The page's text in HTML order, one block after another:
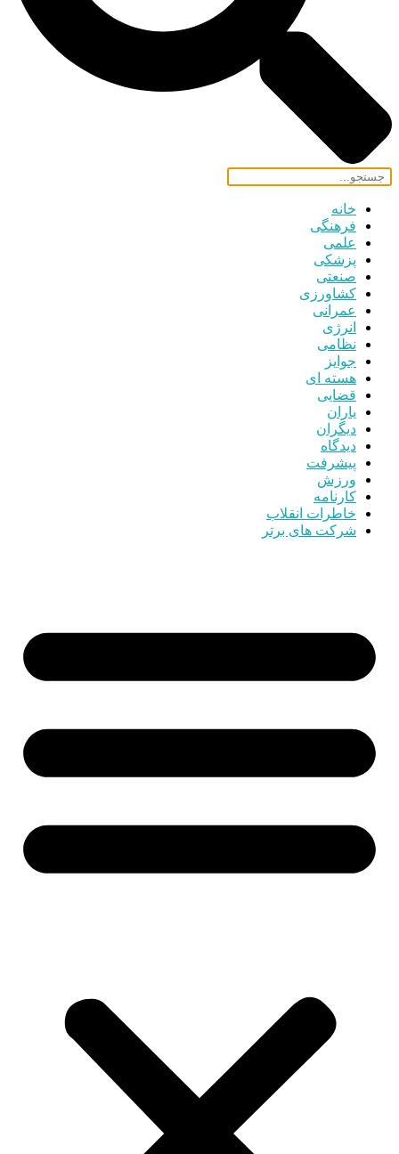
خانه
فرهنگی
علمی
پزشکی
صنعتی
کشاورزی
عمرانی
انرژی
نظامی
جوایز
هسته ای
قضایی
یاران
دیگران
دیدگاه
پیشرفت
ورزش
کارنامه
خاطرات انقلاب
شرکت های برتر